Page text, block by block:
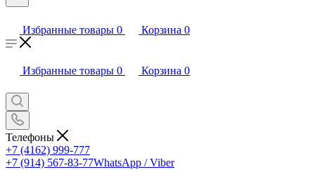
Избранные товары 0 Корзина 0
Избранные товары 0 Корзина 0
Телефоны
+7 (4162) 999-777
+7 (914) 567-83-77WhatsApp / Viber